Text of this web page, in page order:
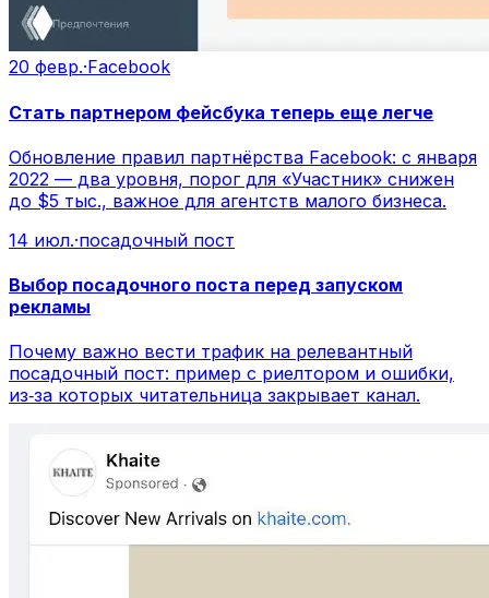
20 февр.·Facebook
Стать партнером фейсбука теперь еще легче
Обновление правил партнёрства Facebook: с января
2022 — два уровня, порог для «Участник» снижен
до $5 тыс., важное для агентств малого бизнеса.
14 июл.·посадочный пост
Выбор посадочного поста перед запуском
рекламы
Почему важно вести трафик на релевантный
посадочный пост: пример с риелтором и ошибки,
из‑за которых читательница закрывает канал.